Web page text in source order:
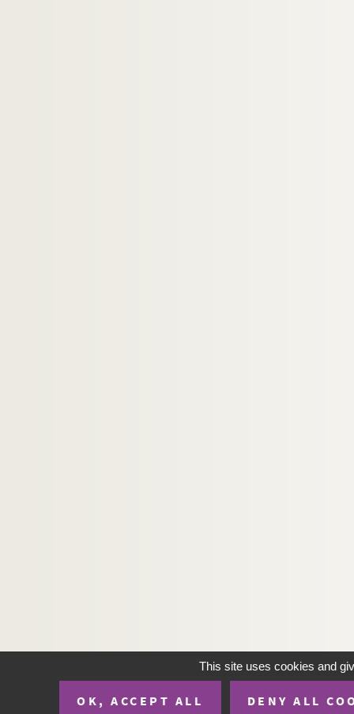
This site uses cookies and
OK, ACCEPT ALL DENY ALL